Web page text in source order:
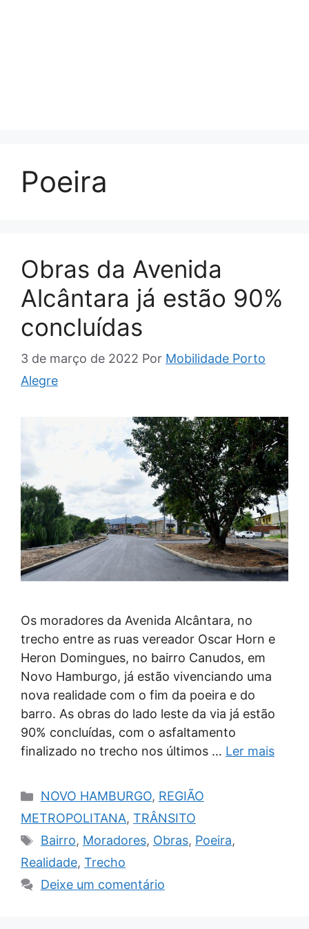
Poeira
Obras da Avenida
Alcântara já estão 90%
concluídas
3 de março de 2022 Por Mobilidade Porto
Alegre
Os moradores da Avenida Alcântara, no
trecho entre as ruas vereador Oscar Horn e
Heron Domingues, no bairro Canudos, em
Novo Hamburgo, já estão vivenciando uma
nova realidade com o fim da poeira e do
barro. As obras do lado leste da via já estão
90% concluídas, com o asfaltamento
finalizado no trecho nos últimos … Ler mais
Categorias
NOVO HAMBURGO, REGIÃO
METROPOLITANA, TRÂNSITO
Tags
Bairro, Moradores, Obras, Poeira,
Realidade, Trecho
Deixe um comentário